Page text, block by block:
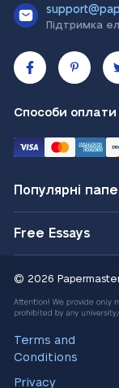
Підтримка
Способи оплати
Популярні
Free Essays
© 2026
Terms and
Conditions
Privacy